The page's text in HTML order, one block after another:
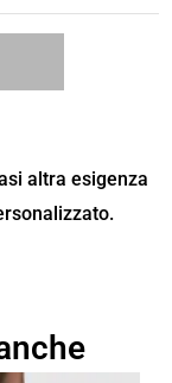
altra esigenza